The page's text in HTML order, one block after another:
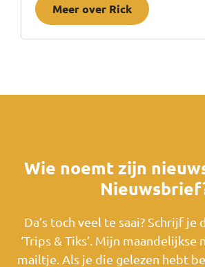
Meer over Rick
Wie noemt zijn
Da’s toch veel te saai? Schrijf
‘Trips & Tiks’. Mijn
mailtje. Als je die gelezen hebt